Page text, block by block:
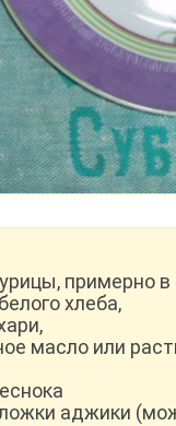
примерно
хлеба,
масло или
аджики